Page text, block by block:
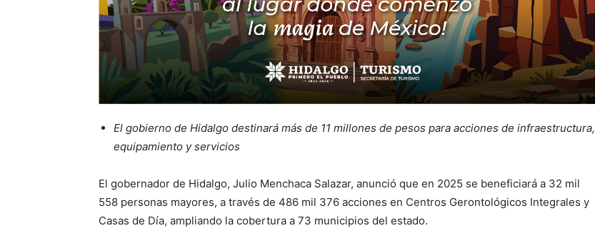
El gobierno de Hidalgo destinará más de 11 millones de pesos para acciones de infraestructura,
equipamiento y servicios
El gobernador de Hidalgo, Julio Menchaca Salazar, anunció que en 2025 se beneficiará a 32 mil
558 personas mayores, a través de 486 mil 376 acciones en Centros Gerontológicos Integrales y
Casas de Día, ampliando la cobertura a 73 municipios del estado.